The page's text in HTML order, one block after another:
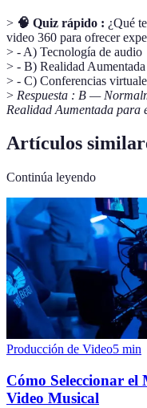
> 🧠 Quiz rápido : ¿Qué
video 360 para ofrecer
> - A) Tecnología de audio
> - B) Realidad Aumentada
> - C) Conferencias
> Respuesta : B —
Realidad Aumentada para
Artículos
Continúa leyendo
Producción de Video5 min
Cómo Seleccionar
Video Musical